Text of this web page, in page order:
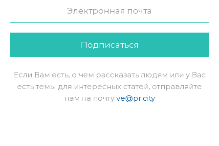
Подписаться
Если Вам есть, о чем рассказать людям или у Вас
есть темы для интересных статей, отправляйте
нам на почту ve@pr.city